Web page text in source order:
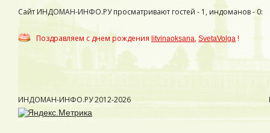
Сайт ИНДОМАН-ИНФО.РУ просматривают гостей - 1, индоманов - 0:
Поздравляем с днем рождения litvinaoksana, SvetaVolga !
ИНДОМАН-ИНФО.РУ2012-2026